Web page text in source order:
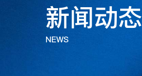
新闻动态
NEWS